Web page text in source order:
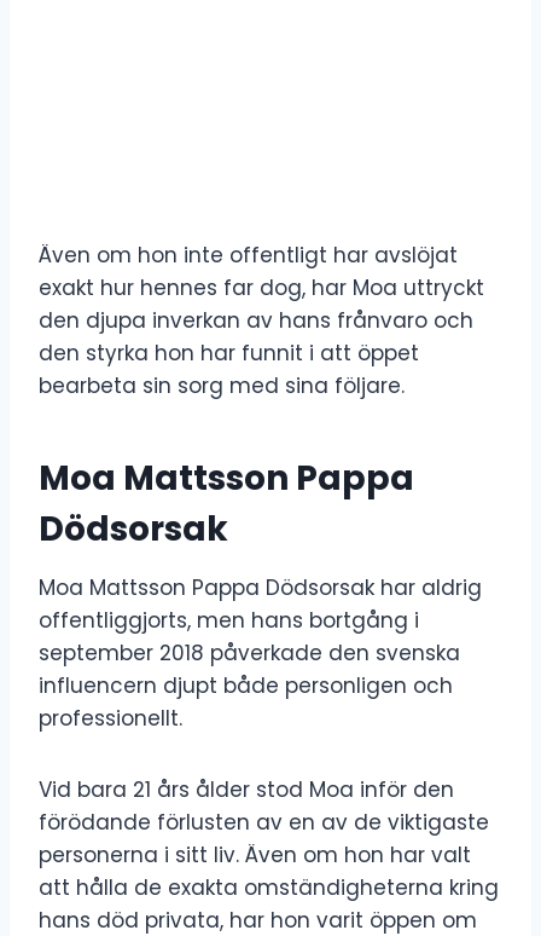
Även om hon inte offentligt har avslöjat
exakt hur hennes far dog, har Moa uttryckt
den djupa inverkan av hans frånvaro och
den styrka hon har funnit i att öppet
bearbeta sin sorg med sina följare.
Moa Mattsson Pappa
Dödsorsak
Moa Mattsson Pappa Dödsorsak har aldrig
offentliggjorts, men hans bortgång i
september 2018 påverkade den svenska
influencern djupt både personligen och
professionellt.
Vid bara 21 års ålder stod Moa inför den
förödande förlusten av en av de viktigaste
personerna i sitt liv. Även om hon har valt
att hålla de exakta omständigheterna kring
hans död privata, har hon varit öppen om